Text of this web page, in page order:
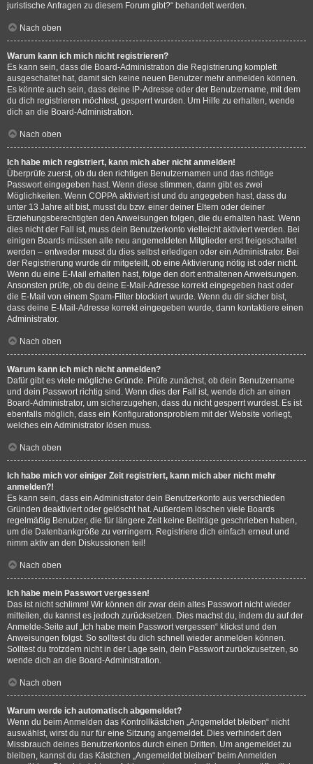
juristische Anfragen zu diesem Forum gibt?“ behandelt werden.
Nach oben
Warum kann ich mich nicht registrieren?
Es kann sein, dass die Board-Administration die Registrierung komplett
ausgeschaltet hat, damit sich keine neuen Benutzer mehr anmelden können.
Es könnte auch sein, dass deine IP-Adresse oder der Benutzername, mit dem
du dich registrieren möchtest, gesperrt wurden. Um Hilfe zu erhalten, wende
dich an die Board-Administration.
Nach oben
Ich habe mich registriert, kann mich aber nicht anmelden!
Überprüfe zuerst, ob du den richtigen Benutzernamen und das richtige
Passwort eingegeben hast. Wenn diese stimmen, dann gibt es zwei
Möglichkeiten. Wenn COPPA aktiviert ist und du angegeben hast, dass du
unter 13 Jahre alt bist, musst du bzw. einer deiner Eltern oder deiner
Erziehungsberechtigten den Anweisungen folgen, die du erhalten hast. Wenn
dies nicht der Fall ist, muss dein Benutzerkonto vielleicht aktiviert werden. Bei
einigen Boards müssen alle neu angemeldeten Mitglieder erst freigeschaltet
werden – entweder musst du dies selbst erledigen oder ein Administrator. Bei
der Registrierung wurde dir mitgeteilt, ob eine Aktivierung nötig ist oder nicht.
Wenn du eine E-Mail erhalten hast, folge den dort enthaltenen Anweisungen.
Ansonsten prüfe, ob du deine E-Mail-Adresse korrekt eingegeben hast oder
die E-Mail von einem Spam-Filter blockiert wurde. Wenn du dir sicher bist,
dass deine E-Mail-Adresse korrekt eingegeben wurde, dann kontaktiere einen
Administrator.
Nach oben
Warum kann ich mich nicht anmelden?
Dafür gibt es viele mögliche Gründe. Prüfe zunächst, ob dein Benutzername
und dein Passwort richtig sind. Wenn dies der Fall ist, wende dich an einen
Board-Administrator, um sicherzugehen, dass du nicht gesperrt wurdest. Es ist
ebenfalls möglich, dass ein Konfigurationsproblem mit der Website vorliegt,
welches ein Administrator lösen muss.
Nach oben
Ich habe mich vor einiger Zeit registriert, kann mich aber nicht mehr
anmelden?!
Es kann sein, dass ein Administrator dein Benutzerkonto aus verschieden
Gründen deaktiviert oder gelöscht hat. Außerdem löschen viele Boards
regelmäßig Benutzer, die für längere Zeit keine Beiträge geschrieben haben,
um die Datenbankgröße zu verringern. Registriere dich einfach erneut und
nimm aktiv an den Diskussionen teil!
Nach oben
Ich habe mein Passwort vergessen!
Das ist nicht schlimm! Wir können dir zwar dein altes Passwort nicht wieder
mitteilen, du kannst es jedoch zurücksetzen. Dies machst du, indem du auf der
Anmelde-Seite auf „Ich habe mein Passwort vergessen“ klickst und den
Anweisungen folgst. So solltest du dich schnell wieder anmelden können.
Solltest du trotzdem nicht in der Lage sein, dein Passwort zurückzusetzen, so
wende dich an die Board-Administration.
Nach oben
Warum werde ich automatisch abgemeldet?
Wenn du beim Anmelden das Kontrollkästchen „Angemeldet bleiben“ nicht
auswählst, wirst du nur für eine Sitzung angemeldet. Dies verhindert den
Missbrauch deines Benutzerkontos durch einen Dritten. Um angemeldet zu
bleiben, kannst du das Kästchen „Angemeldet bleiben“ beim Anmelden